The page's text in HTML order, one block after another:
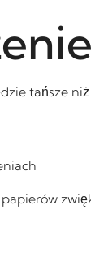
tańsze